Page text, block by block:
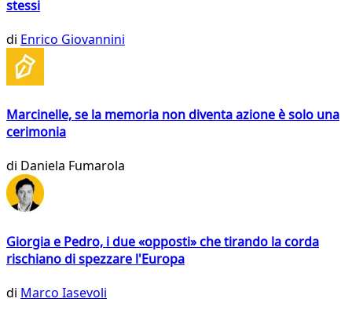
stessi
di Enrico Giovannini
Marcinelle, se la memoria non diventa azione è solo una
cerimonia
di Daniela Fumarola
Giorgia e Pedro, i due «opposti» che tirando la corda
rischiano di spezzare l'Europa
di Marco Iasevoli